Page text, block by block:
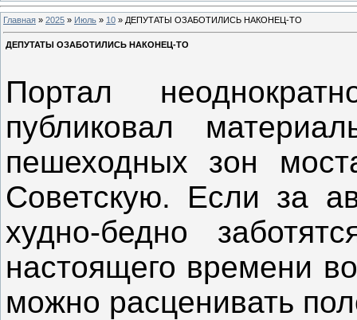
Главная » 2025 » Июль » 10 » ДЕПУТАТЫ ОЗАБОТИЛИСЬ НАКОНЕЦ-ТО
ДЕПУТАТЫ ОЗАБОТИЛИСЬ НАКОНЕЦ-ТО
Портал
публиковал
пешеходных зон
Советскую. Если за
худно-бедно
настоящего времени
можно расценивать